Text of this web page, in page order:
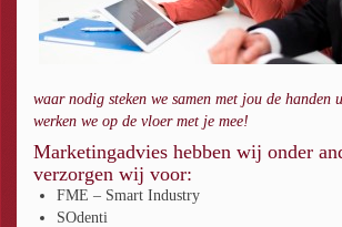
waar nodig steken we samen met jou de handen
werken we op de vloer met je mee!
Marketingadvies hebben wij onder
verzorgen wij voor:
FME – Smart Industry
SOdenti